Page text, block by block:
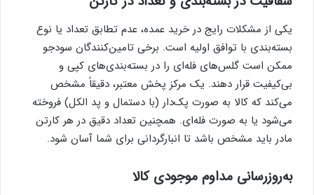
یکی از مشکلات رایج در خرید عمده، عدم تطابق تعداد یا نوع
بسته‌بندی با توافق اولیه است. برخی تامین‌کنندگان سودجو
ممکن است گلس‌های فله‌ای را در بسته‌بندی‌های کپی و
بی‌کیفیت قرار دهند. یک مرکز پخش معتبر، دقیقاً مشخص
می‌کند که کالا به صورت پک‌دار (با دستمال و پد الکل) فروخته
می‌شود یا به صورت فله‌ای. همچنین تعداد دقیق در هر کارتن
مادر باید مشخص باشد تا انبارگردانی برای شما آسان شود.
به‌روزرسانی مداوم موجودی کالا